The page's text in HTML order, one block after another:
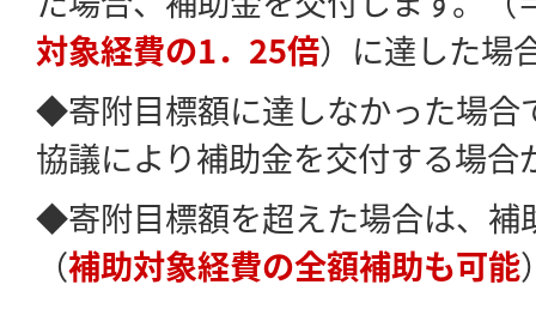
対象経費の1．25倍）に達した場
◆寄附目標額に達しなかった場合
協議により補助金を交付する場合
◆寄附目標額を超えた場合は、補
（補助対象経費の全額補助も可能